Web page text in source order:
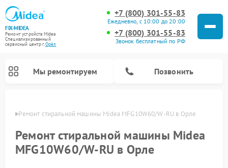
FIX-MIDEA
Ремонт устройств Midea
Специализированный
cервисный центр г.Орёл
+7 (800) 301-55-83
Ежедневно, с 10:00 до 20:00
+7 (800) 301-55-83
Звонок бесплатный по РФ
Мы ремонтируем Позвонить
Ремонт стиральной машины Midea MFG10W60/W-RU в Орле
Ремонт стиральной машины Midea
MFG10W60/W-RU в Орле